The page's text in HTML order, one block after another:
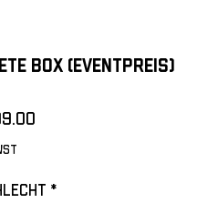
Box (Eventpreis)
*